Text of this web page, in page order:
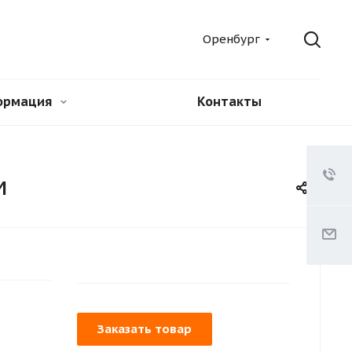
Оренбург
Контакты
Заказать товар